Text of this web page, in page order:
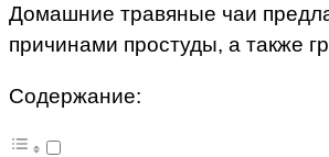
Домашние травяные чаи
причинами простуды, а также
Содержание: